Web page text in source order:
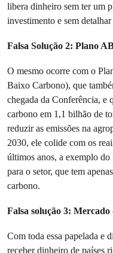
libera dinheiro sem ter um
investimento e sem
Falsa Solução 2: Plano
O mesmo ocorre com o
Baixo Carbono), que
chegada da Conferência, e
carbono em 1,1 bilhão de
reduzir as emissões na
2030, ele colide com os
últimos anos, a exemplo do
para o setor, que tem
carbono.
Falsa solução 3:
Com toda essa papelada e
receber dinheiro de países